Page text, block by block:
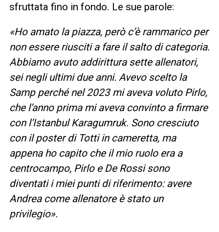
sfruttata fino in fondo. Le sue parole:
«Ho amato la piazza, però c’è rammarico per
non essere riusciti a fare il salto di categoria.
Abbiamo avuto addirittura sette allenatori,
sei negli ultimi due anni. Avevo scelto la
Samp perché nel 2023 mi aveva voluto Pirlo,
che l’anno prima mi aveva convinto a firmare
con l’Istanbul Karagumruk. Sono cresciuto
con il poster di Totti in cameretta, ma
appena ho capito che il mio ruolo era a
centrocampo, Pirlo e De Rossi sono
diventati i miei punti di riferimento: avere
Andrea come allenatore è stato un
privilegio».